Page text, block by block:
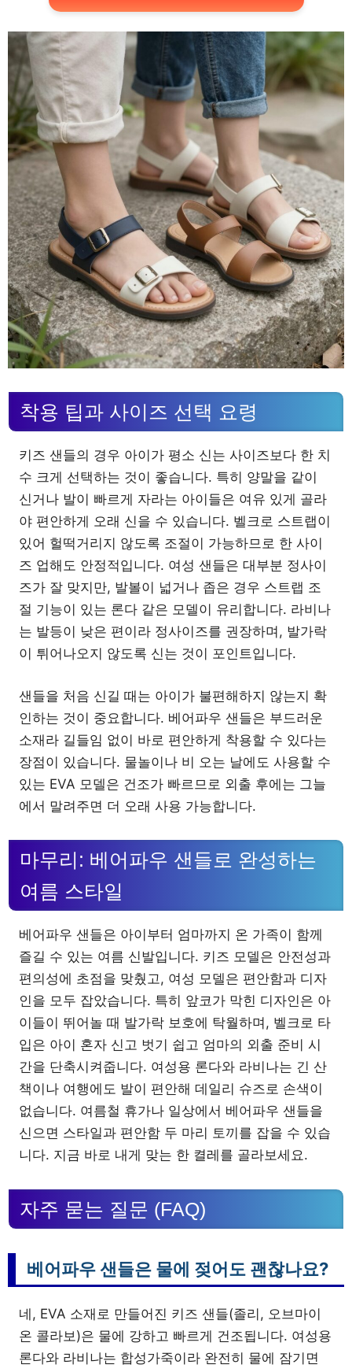
착용 팁과 사이즈 선택 요령
키즈 샌들의 경우 아이가 평소 신는 사이즈보다 한 치
수 크게 선택하는 것이 좋습니다. 특히 양말을 같이
신거나 발이 빠르게 자라는 아이들은 여유 있게 골라
야 편안하게 오래 신을 수 있습니다. 벨크로 스트랩이
있어 헐떡거리지 않도록 조절이 가능하므로 한 사이
즈 업해도 안정적입니다. 여성 샌들은 대부분 정사이
즈가 잘 맞지만, 발볼이 넓거나 좁은 경우 스트랩 조
절 기능이 있는 론다 같은 모델이 유리합니다. 라비나
는 발등이 낮은 편이라 정사이즈를 권장하며, 발가락
이 튀어나오지 않도록 신는 것이 포인트입니다.
샌들을 처음 신길 때는 아이가 불편해하지 않는지 확
인하는 것이 중요합니다. 베어파우 샌들은 부드러운
소재라 길들임 없이 바로 편안하게 착용할 수 있다는
장점이 있습니다. 물놀이나 비 오는 날에도 사용할 수
있는 EVA 모델은 건조가 빠르므로 외출 후에는 그늘
에서 말려주면 더 오래 사용 가능합니다.
마무리: 베어파우 샌들로 완성하는
여름 스타일
베어파우 샌들은 아이부터 엄마까지 온 가족이 함께
즐길 수 있는 여름 신발입니다. 키즈 모델은 안전성과
편의성에 초점을 맞췄고, 여성 모델은 편안함과 디자
인을 모두 잡았습니다. 특히 앞코가 막힌 디자인은 아
이들이 뛰어놀 때 발가락 보호에 탁월하며, 벨크로 타
입은 아이 혼자 신고 벗기 쉽고 엄마의 외출 준비 시
간을 단축시켜줍니다. 여성용 론다와 라비나는 긴 산
책이나 여행에도 발이 편안해 데일리 슈즈로 손색이
없습니다. 여름철 휴가나 일상에서 베어파우 샌들을
신으면 스타일과 편안함 두 마리 토끼를 잡을 수 있습
니다. 지금 바로 내게 맞는 한 켤레를 골라보세요.
자주 묻는 질문 (FAQ)
베어파우 샌들은 물에 젖어도 괜찮나요?
네, EVA 소재로 만들어진 키즈 샌들(졸리, 오브마이
온 콜라보)은 물에 강하고 빠르게 건조됩니다. 여성용
론다와 라비나는 합성가죽이라 완전히 물에 잠기면